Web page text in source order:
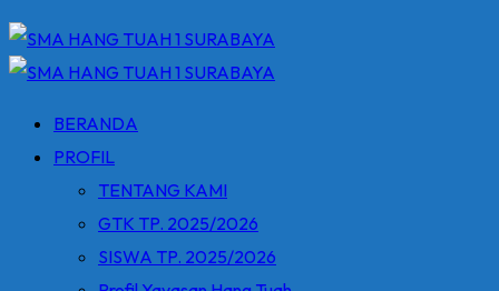
BERANDA
PROFIL
TENTANG KAMI
GTK TP. 2025/2026
SISWA TP. 2025/2026